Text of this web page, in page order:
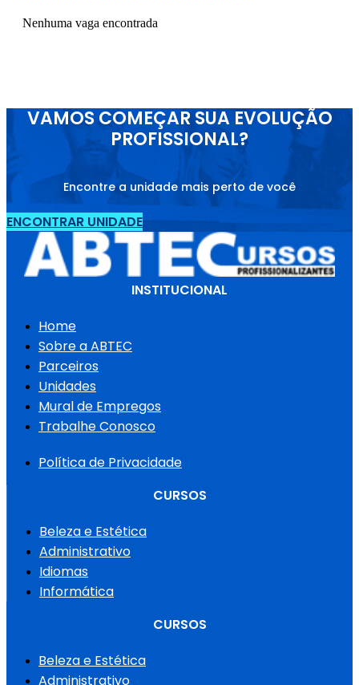
Nenhuma vaga encontrada
VAMOS COMEÇAR SUA EVOLUÇÃO
PROFISSIONAL?
Encontre a unidade mais perto de você
ENCONTRAR UNIDADE
INSTITUCIONAL
Home
Sobre a ABTEC
Parceiros
Unidades
Mural de Empregos
Trabalhe Conosco
Política de Privacidade
CURSOS
Beleza e Estética
Administrativo
Idiomas
Informática
CURSOS
Beleza e Estética
Administrativo